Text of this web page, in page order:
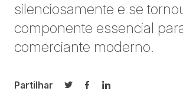
silenciosamente e se
componente essencial
comerciante moderno.
Partilhar
Partilhar no Twitter
Partilhar no Facebook
Partilhar no